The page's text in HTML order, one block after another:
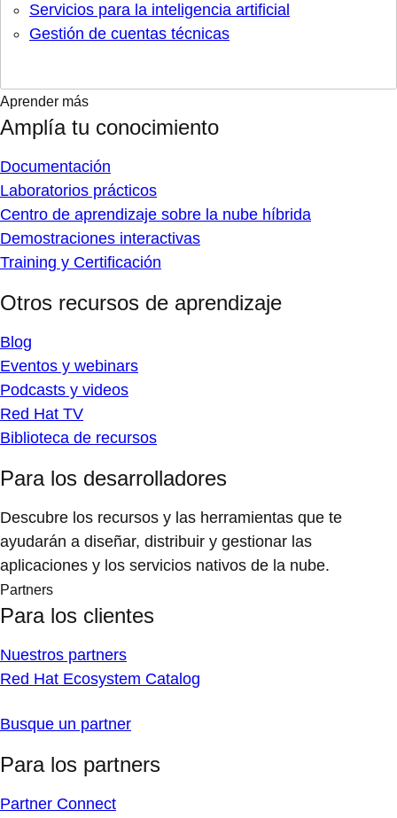
Servicios para la inteligencia artificial
Gestión de cuentas técnicas
Aprender más
Amplía tu conocimiento
Documentación
Laboratorios prácticos
Centro de aprendizaje sobre la nube híbrida
Demostraciones interactivas
Training y Certificación
Otros recursos de aprendizaje
Blog
Eventos y webinars
Podcasts y videos
Red Hat TV
Biblioteca de recursos
Para los desarrolladores
Descubre los recursos y las herramientas que te
ayudarán a diseñar, distribuir y gestionar las
aplicaciones y los servicios nativos de la nube.
Partners
Para los clientes
Nuestros partners
Red Hat Ecosystem Catalog
Busque un partner
Para los partners
Partner Connect